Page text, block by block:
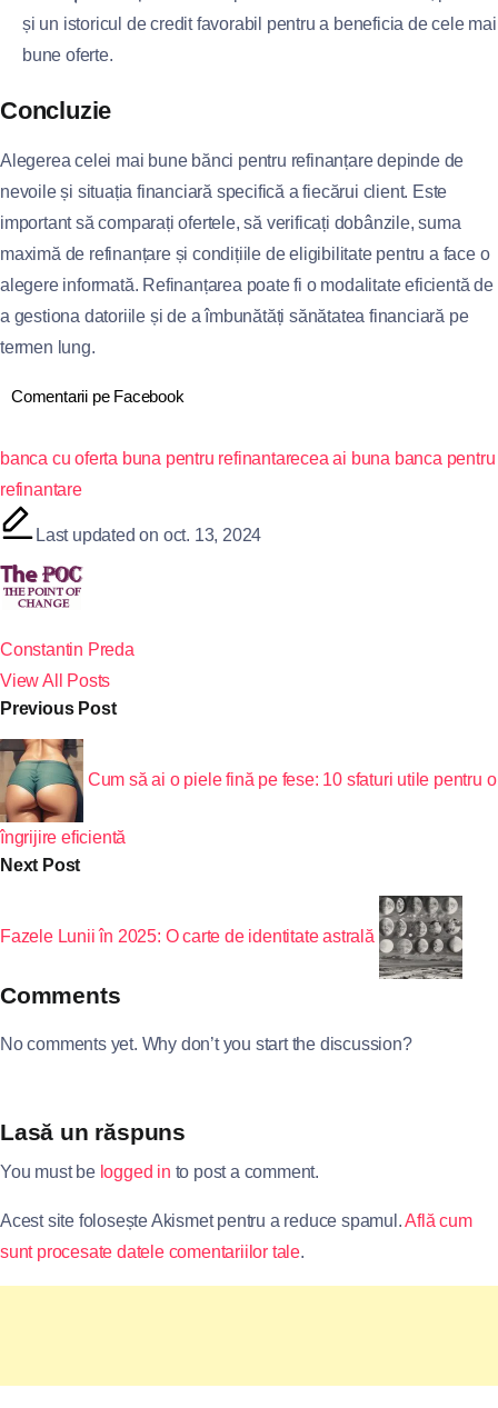
și un istoricul de credit favorabil pentru a beneficia de cele mai
bune oferte.
Concluzie
Alegerea celei mai bune bănci pentru refinanțare depinde de
nevoile și situația financiară specifică a fiecărui client. Este
important să comparați ofertele, să verificați dobânzile, suma
maximă de refinanțare și condițiile de eligibilitate pentru a face o
alegere informată. Refinanțarea poate fi o modalitate eficientă de
a gestiona datoriile și de a îmbunătăți sănătatea financiară pe
termen lung.
Comentarii pe Facebook
banca cu oferta buna pentru refinantarecea ai buna banca pentru
refinantare
Last updated on oct. 13, 2024
Constantin Preda
View All Posts
Previous Post
Cum să ai o piele fină pe fese: 10 sfaturi utile pentru o
îngrijire eficientă
Next Post
Fazele Lunii în 2025: O carte de identitate astrală
Comments
No comments yet. Why don’t you start the discussion?
Lasă un răspuns
You must be logged in to post a comment.
Acest site folosește Akismet pentru a reduce spamul.Află cum
sunt procesate datele comentariilor tale.